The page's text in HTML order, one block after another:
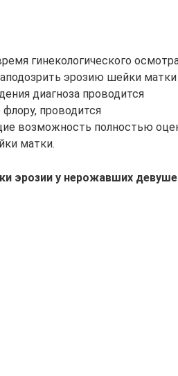
гинекологического
эрозию шейки матки
диагноза проводится
проводится
возможность полностью
матки.
эрозии у нерожавших